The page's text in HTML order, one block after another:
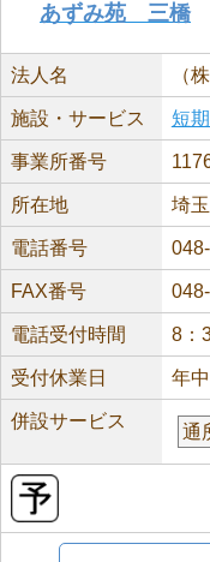
あずみ苑 三橋
法人名 （
施設・サービス 短
事業所番号
所在地 埼
電話番号
FAX番号
電話受付時間 8：
受付休業日 年
併設サービス
通